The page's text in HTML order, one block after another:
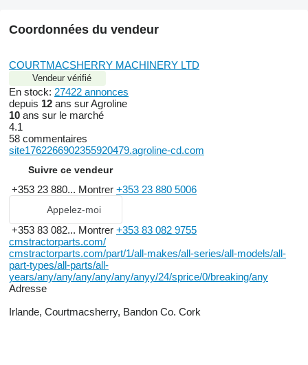
Coordonnées du vendeur
COURTMACSHERRY MACHINERY LTD
Vendeur vérifié
En stock: 27422 annonces
depuis 12 ans sur Agroline
10 ans sur le marché
4.1
58 commentaires
site1762266902355920479.agroline-cd.com
Suivre ce vendeur
+353 23 880... Montrer +353 23 880 5006
Appelez-moi
+353 83 082... Montrer +353 83 082 9755
cmstractorparts.com/
cmstractorparts.com/part/1/all-makes/all-series/all-models/all-
part-types/all-parts/all-
years/any/any/any/any/any/anyy/24/sprice/0/breaking/any
Adresse
Irlande, Courtmacsherry, Bandon Co. Cork